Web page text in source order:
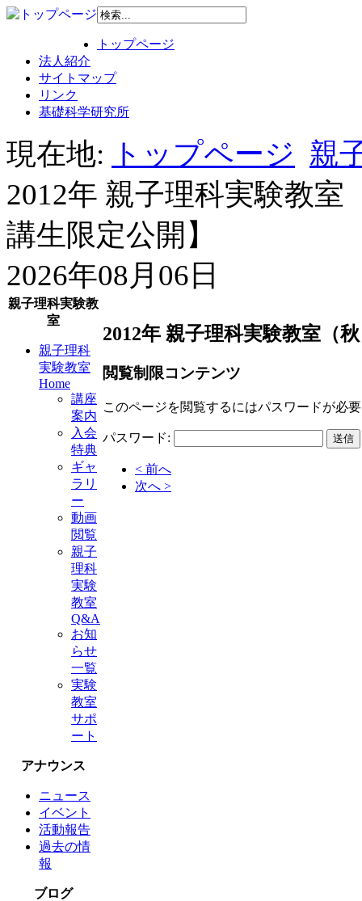
トップページ
法人紹介
サイトマップ
リンク
基礎科学研究所
現在地: トップページ 親
2012年 親子理科実験教
講生限定公開】
2026年08月06日
親子理科実験教
室
親子理科
実験教室
Home
講座
案内
入会
特典
ギャ
ラリ
ー
動画
閲覧
親子
理科
実験
教室
Q&A
お知
らせ
一覧
実験
教室
サポ
ート
アナウンス
ニュース
イベント
活動報告
過去の情
報
ブログ
2012年 親子理科実験教室（
閲覧制限コンテンツ
このページを閲覧するにはパスワードが必
パスワード:
< 前へ
次へ >